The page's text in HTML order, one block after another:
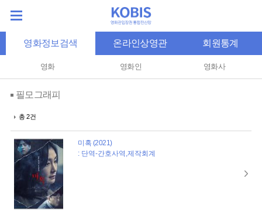
영화정보검색 온라인상영관 회원통계
영화 영화인 영화사
필모그래피
총 2건
미혹 (2021)
: 단역-간호사역,제작회계